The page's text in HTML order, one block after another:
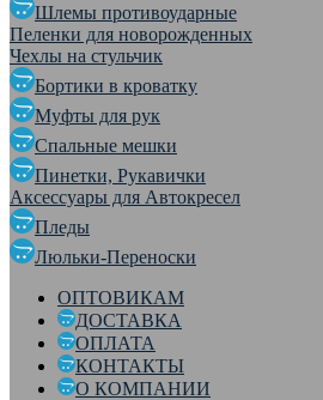
Шлемы противоударные
Пеленки для новорожденных
Чехлы на стульчик
Бортики в кроватку
Муфты для рук
Спальные мешки
Пинетки, Рукавички
Аксессуары для Автокресел
Пледы
Люльки-Переноски
ОПТОВИКАМ
ДОСТАВКА
ОПЛАТА
КОНТАКТЫ
О КОМПАНИИ